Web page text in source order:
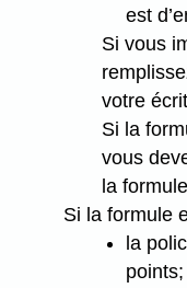
est
Si vous
votre
Si la
vous
la
Si la formule
la
points;